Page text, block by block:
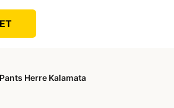
Herre Kalamata